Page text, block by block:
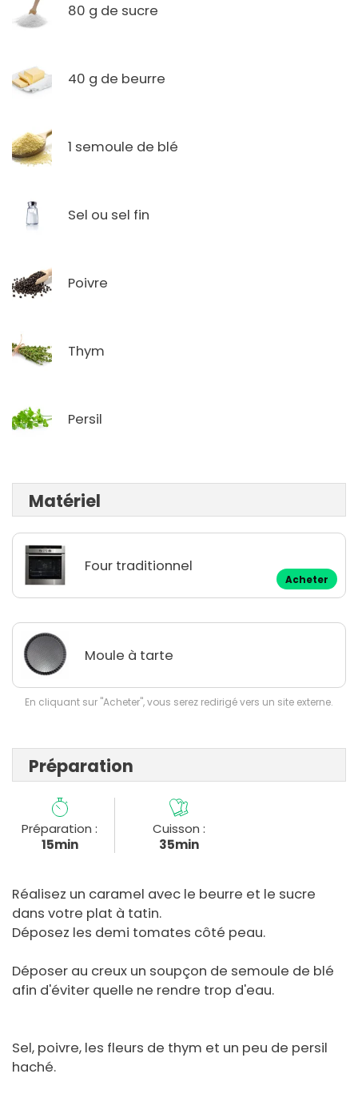
80 g de sucre
40 g de beurre
1 semoule de blé
Sel ou sel fin
Poivre
Thym
Persil
Matériel
Four traditionnel
Acheter
Moule à tarte
En cliquant sur "Acheter", vous serez redirigé vers un site externe.
Préparation
Préparation :
15min
Cuisson :
35min
Réalisez un caramel avec le beurre et le sucre
dans votre plat à tatin.
Déposez les demi tomates côté peau.
Déposer au creux un soupçon de semoule de blé
afin d'éviter quelle ne rendre trop d'eau.
Sel, poivre, les fleurs de thym et un peu de persil
haché.